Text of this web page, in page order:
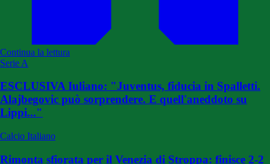
Continua la lettura
Serie A
ESCLUSIVA Iuliano: "Juventus, fiducia in Spalletti.
Alajbegovic può sorprendere. E quell'aneddoto su
Lippi..."
Calcio Italiano
Rimonta sfiorata per il Venezia di Stroppa: finisce 2-2